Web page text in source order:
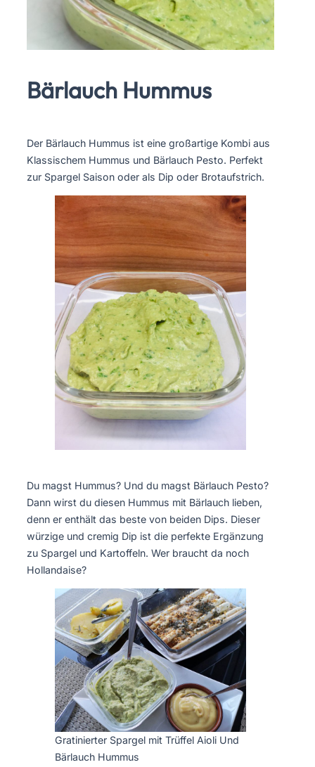
Bärlauch Hummus
Der Bärlauch Hummus ist eine großartige Kombi aus
Klassischem Hummus und Bärlauch Pesto. Perfekt
zur Spargel Saison oder als Dip oder Brotaufstrich.
Du magst Hummus? Und du magst Bärlauch Pesto?
Dann wirst du diesen Hummus mit Bärlauch lieben,
denn er enthält das beste von beiden Dips. Dieser
würzige und cremig Dip ist die perfekte Ergänzung
zu Spargel und Kartoffeln. Wer braucht da noch
Hollandaise?
Gratinierter Spargel mit Trüffel Aioli Und
Bärlauch Hummus